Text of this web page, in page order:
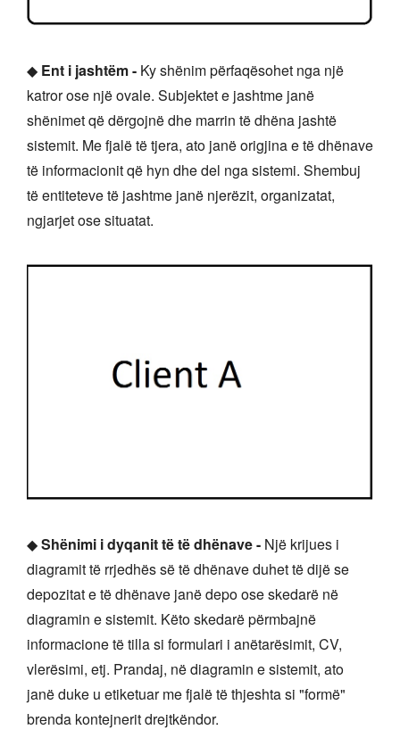
◆ Ent i jashtëm - Ky shënim përfaqësohet nga një
katror ose një ovale. Subjektet e jashtme janë
shënimet që dërgojnë dhe marrin të dhëna jashtë
sistemit. Me fjalë të tjera, ato janë origjina e të dhënave
të informacionit që hyn dhe del nga sistemi. Shembuj
të entiteteve të jashtme janë njerëzit, organizatat,
ngjarjet ose situatat.
◆Shënimi i dyqanit të të dhënave - Një krijues i
diagramit të rrjedhës së të dhënave duhet të dijë se
depozitat e të dhënave janë depo ose skedarë në
diagramin e sistemit. Këto skedarë përmbajnë
informacione të tilla si formulari i anëtarësimit, CV,
vlerësimi, etj. Prandaj, në diagramin e sistemit, ato
janë duke u etiketuar me fjalë të thjeshta si "formë"
brenda kontejnerit drejtkëndor.